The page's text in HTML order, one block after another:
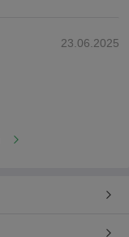
23.06.2025